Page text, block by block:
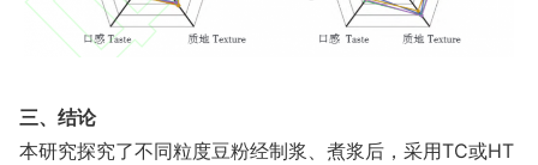
三、结论
本研究探究了不同粒度豆粉经制浆、煮浆后，采用TC或HT